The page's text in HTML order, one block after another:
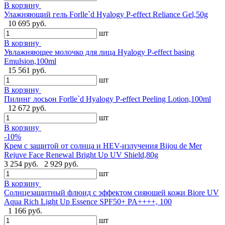
В корзину
Улажняющий гель Forlle`d Hyalogy P-effect Reliance Gel,50g
10 695 руб.
шт
В корзину
Увлажняющее молочко для лица Hyalogy P-effect basing
Emulsion,100ml
15 561 руб.
шт
В корзину
Пилинг лосьон Forlle`d Hyalogy P-effect Peeling Lotion,100ml
12 672 руб.
шт
В корзину
-10%
Крем с защитой от солнца и HEV-излучения Bijou de Mer
Rejuve Face Renewal Bright Up UV Shield,80g
3 254 руб.
2 929 руб.
шт
В корзину
Солнцезащитный флюид с эффектом сияюшей кожи Biore UV
Aqua Rich Light Up Essence SPF50+ PA++++, 100
1 166 руб.
шт